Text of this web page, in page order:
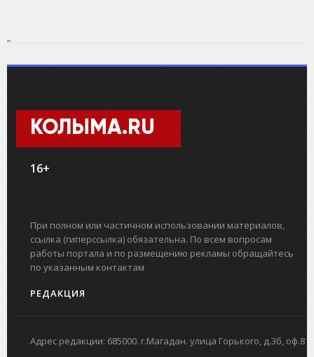
КОЛЫМА.RU
16+
При полном или частичном использовании материалов,
ссылка (гиперссылка) обязательна. По всем вопросам
работы портала и по размещению рекламы обращайтесь
по указанным контактам
РЕДАКЦИЯ
Адрес редакции: 685000. г.Магадан. улица Горького, д.3б, оф.8